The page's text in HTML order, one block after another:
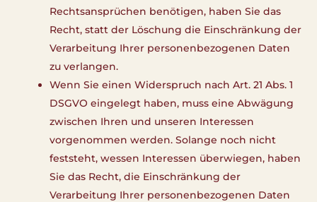
Rechtsansprüchen benötigen, haben Sie das
Recht, statt der Löschung die Einschränkung der
Verarbeitung Ihrer personenbezogenen Daten
zu verlangen.
Wenn Sie einen Widerspruch nach Art. 21 Abs. 1
DSGVO eingelegt haben, muss eine Abwägung
zwischen Ihren und unseren Interessen
vorgenommen werden. Solange noch nicht
feststeht, wessen Interessen überwiegen, haben
Sie das Recht, die Einschränkung der
Verarbeitung Ihrer personenbezogenen Daten